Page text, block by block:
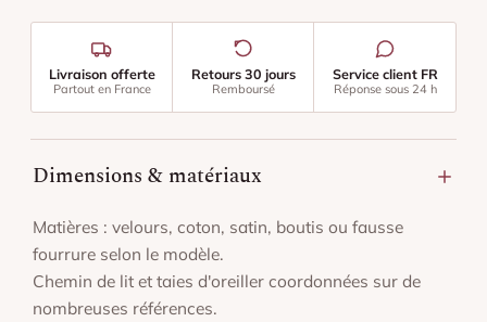
Livraison offerte
Partout en France
Retours 30 jours
Remboursé
Service client FR
Réponse sous 24 h
Dimensions & matériaux
Matières : velours, coton, satin, boutis ou fausse
fourrure selon le modèle.
Chemin de lit et taies d'oreiller coordonnées sur de
nombreuses références.